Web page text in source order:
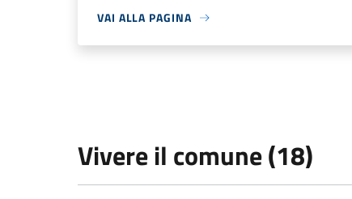
VAI ALLA PAGINA
Vivere il comune (18)